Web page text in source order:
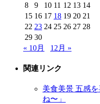
8
9 10 11 12 13 14
15 16 17 18 19 20 21
22 23 24 25 26 27 28
29 30
« 10月
12月 »
関連リンク
美食美景 五感
ね〜」